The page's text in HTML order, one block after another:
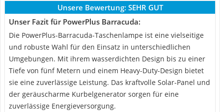
Unsere Bewertung: SEHR GUT
Unser Fazit für PowerPlus Barracuda:
Die PowerPlus-Barracuda-Taschenlampe ist eine vielseitige
und robuste Wahl für den Einsatz in unterschiedlichen
Umgebungen. Mit ihrem wasserdichten Design bis zu einer
Tiefe von fünf Metern und einem Heavy-Duty-Design bietet
sie eine zuverlässige Leistung. Das kraftvolle Solar-Panel und
der geräuscharme Kurbelgenerator sorgen für eine
zuverlässige Energieversorgung.